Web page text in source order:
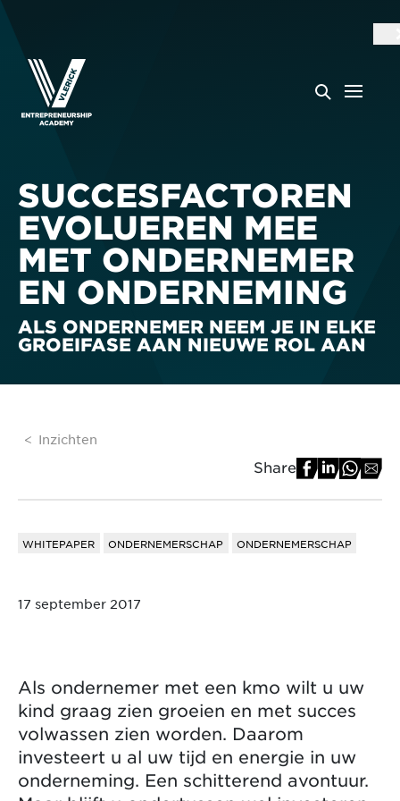
SUCCESFACTOREN
EVOLUEREN MEE
MET ONDERNEMER
EN ONDERNEMING
ALS ONDERNEMER NEEM JE IN ELKE
GROEIFASE AAN NIEUWE ROL AAN
Inzichten
Share
WHITEPAPER ONDERNEMERSCHAP ONDERNEMERSCHAP
17 september 2017
Als ondernemer met een kmo wilt u uw
kind graag zien groeien en met succes
volwassen zien worden. Daarom
investeert u al uw tijd en energie in uw
onderneming. Een schitterend avontuur.